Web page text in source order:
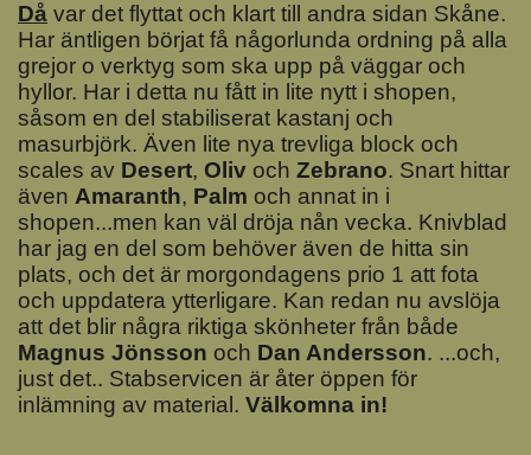
Då var det flyttat och klart till andra sidan Skåne.
Har äntligen börjat få någorlunda ordning på alla
grejor o verktyg som ska upp på väggar och
hyllor. Har i detta nu fått in lite nytt i shopen,
såsom en del stabiliserat kastanj och
masurbjörk. Även lite nya trevliga block och
scales av Desert, Oliv och Zebrano. Snart hittar
även Amaranth, Palm och annat in i
shopen...men kan väl dröja nån vecka. Knivblad
har jag en del som behöver även de hitta sin
plats, och det är morgondagens prio 1 att fota
och uppdatera ytterligare. Kan redan nu avslöja
att det blir några riktiga skönheter från både
Magnus Jönsson och Dan Andersson. ...och,
just det.. Stabservicen är åter öppen för
inlämning av material. Välkomna in!